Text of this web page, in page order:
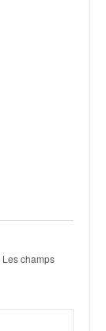
Les champs